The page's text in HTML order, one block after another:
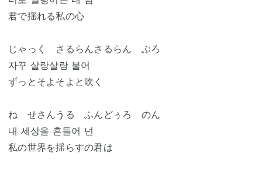
君で揺れる私の心
じゃっく さるらんさるらん ぶろ
자꾸 살랑살랑 불어
ずっとそよそよと吹く
ね せさんうる ふんどぅろ のん
내 세상을 흔들어 넌
私の世界を揺らすの君は